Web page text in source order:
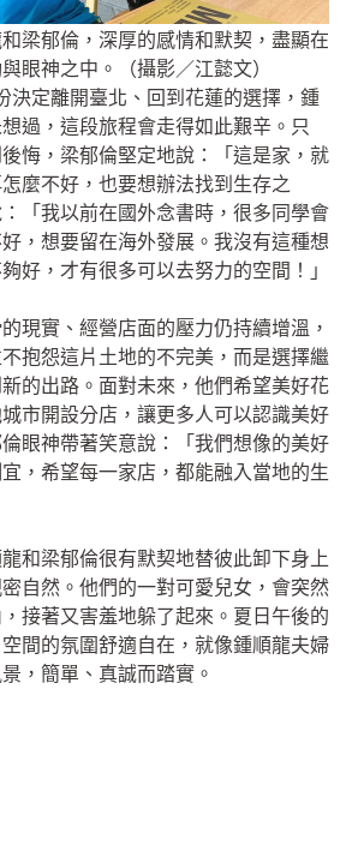
梁郁倫，深厚的感情和默契，盡顯在
眼神之中。（攝影／江懿文）
決定離開臺北、回到花蓮的選擇，鍾
過，這段旅程會走得如此艱辛。只
悔，梁郁倫堅定地說：「這是家，就
麼不好，也要想辦法找到生存之
「我以前在國外念書時，很多同學會
，想要留在海外發展。我沒有這種想
好，才有很多可以去努力的空間！」
現實、經營店面的壓力仍持續增溫，
抱怨這片土地的不完美，而是選擇繼
的出路。面對未來，他們希望美好花
市開設分店，讓更多人可以認識美好
眼神帶著笑意說：「我們想像的美好
，希望每一家店，都能融入當地的生
和梁郁倫很有默契地替彼此卸下身上
自然。他們的一對可愛兒女，會突然
接著又害羞地躲了起來。夏日午後的
間的氛圍舒適自在，就像鍾順龍夫婦
，簡單、真誠而踏實。